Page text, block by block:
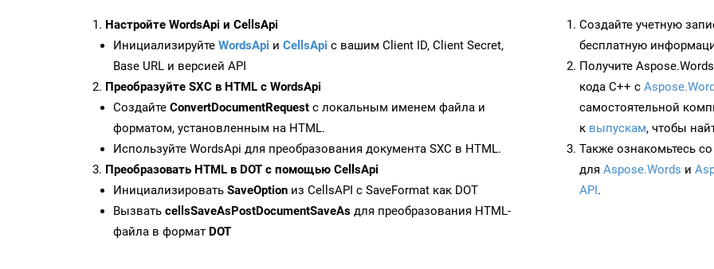
Настройте WordsApi и CellsApi
Инициализируйте WordsApi и CellsApi с вашим Client ID, Client Secret,
Base URL и версией API
Преобразуйте SXC в HTML с WordsApi
Создайте ConvertDocumentRequest с локальным именем файла и
форматом, установленным на HTML.
Используйте WordsApi для преобразования документа SXC в HTML.
Преобразовать HTML в DOT с помощью CellsApi
Инициализировать SaveOption из CellsAPI с SaveFormat как DOT
Вызвать cellsSaveAsPostDocumentSaveAs для преобразования HTML-
файла в формат DOT
Создайте учетную
бесплатную
Получите
кода C++ с
самостоятельной
к выпускам, чтобы
Также ознакомьтесь
для Aspose.Words и
API.